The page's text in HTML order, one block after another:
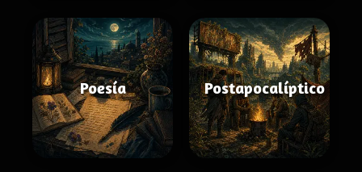
Poesía Postapocalíptico